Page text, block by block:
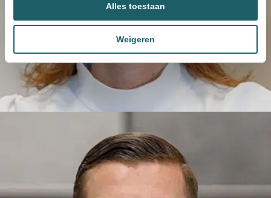
Alles toestaan
Weigeren